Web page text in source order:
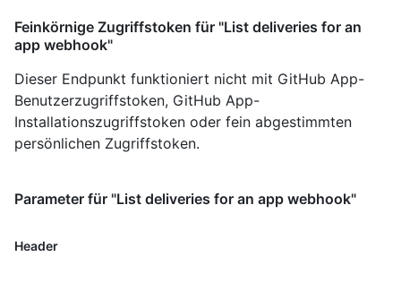
Feinkörnige Zugriffstoken für "List deliveries for an
app webhook"
Dieser Endpunkt funktioniert nicht mit GitHub App-
Benutzerzugriffstoken, GitHub App-
Installationszugriffstoken oder fein abgestimmten
persönlichen Zugriffstoken.
Parameter für "List deliveries for an app webhook"
Header